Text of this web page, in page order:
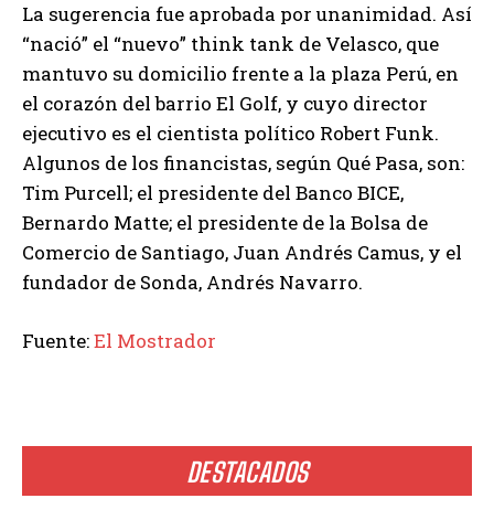
DESTACADOS
La sugerencia fue aprobada por unanimidad. Así
“nació” el “nuevo” think tank de Velasco, que
mantuvo su domicilio frente a la plaza Perú, en
el corazón del barrio El Golf, y cuyo director
ejecutivo es el cientista político Robert Funk.
Algunos de los financistas, según Qué Pasa, son:
Tim Purcell; el presidente del Banco BICE,
Bernardo Matte; el presidente de la Bolsa de
Comercio de Santiago, Juan Andrés Camus, y el
fundador de Sonda, Andrés Navarro.
Fuente:El Mostrador